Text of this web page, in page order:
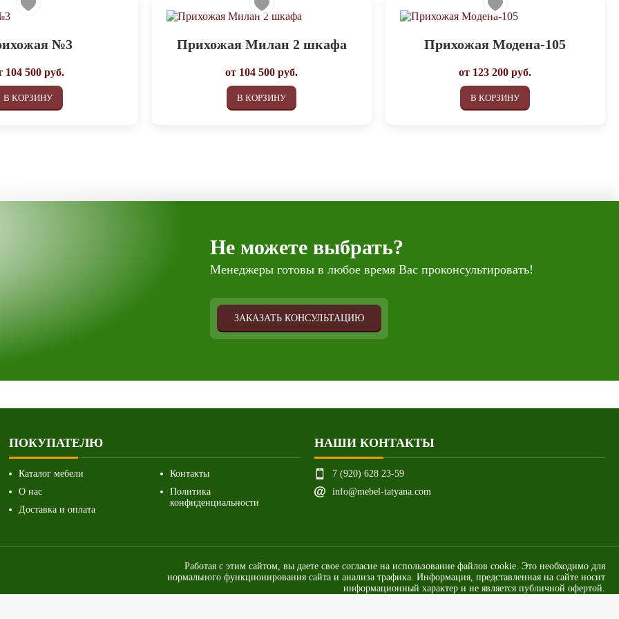
№3
104 500 руб.
В КОРЗИНУ
Прихожая Милан 2 шкафа
от 104 500 руб.
В КОРЗИНУ
Прихожая Модена-105
от 123 200 руб.
В КОРЗИНУ
Не можете выбрать?
Менеджеры готовы в любое время Вас проконсультировать!
ЗАКАЗАТЬ КОНСУЛЬТАЦИЮ
ПОКУПАТЕЛЮ
Каталог мебели
О нас
Доставка и оплата
Контакты
Политика
конфиденциальности
НАШИ КОНТАКТЫ
7 (920) 628 23-59
info@mebel-tatyana.com
Работая с этим сайтом, вы даете свое согласие на использование файлов cookie. Это необходимо для
нормального функционирования сайта и анализа трафика. Информация, представленная на сайте носит
информационный характер и не является публичной офертой.